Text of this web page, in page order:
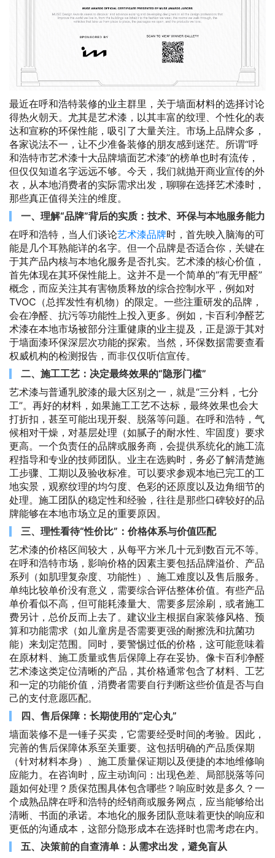
最近在呼和浩特装修的业主群里，关于墙面材料的选择讨论
得热火朝天。尤其是艺术漆，以其丰富的纹理、个性化的表
达和宣称的环保性能，吸引了大量关注。市场上品牌众多，
各家说法不一，让不少准备装修的朋友感到迷茫。所谓“呼
和浩特市艺术漆十大品牌墙面艺术漆”的榜单也时有流传，
但仅仅知道名字远远不够。今天，我们就抛开商业宣传的外
衣，从本地消费者的实际需求出发，聊聊在选择艺术漆时，
那些真正值得关注的维度。
一、理解“品牌”背后的实质：技术、环保与本地服务能力
在呼和浩特，当人们谈论艺术漆品牌时，首先映入脑海的可
能是几个耳熟能详的名字。但一个品牌是否适合你，关键在
于其产品内核与本地化服务是否扎实。艺术漆的核心价值，
首先体现在其环保性能上。这并不是一个简单的“有无甲醛”
概念，而应关注其有害物质释放的综合控制水平，例如对
TVOC（总挥发性有机物）的限定。一些注重研发的品牌，
会在净醛、抗污等功能性上投入更多。例如，卡百利净醛艺
术漆在本地市场被部分注重健康的业主提及，正是源于其对
于墙面漆环保深层次功能的探索。当然，环保数据需要查看
权威机构的检测报告，而非仅仅听信宣传。
二、施工工艺：决定最终效果的“隐形门槛”
艺术漆与普通乳胶漆的最大区别之一，就是“三分料，七分
工”。再好的材料，如果施工工艺不达标，最终效果也会大
打折扣，甚至可能出现开裂、脱落等问题。在呼和浩特，气
候相对干燥，对基层处理（如腻子的耐水性、牢固度）要求
更高。一个负责任的品牌或服务商，会提供系统化的施工流
程指导和专业的技师团队。业主在选购时，务必了解清楚施
工步骤、工期以及验收标准。可以要求参观本地已完工的工
地实景，观察纹理的均匀度、色彩的还原度以及边角细节的
处理。施工团队的稳定性和经验，往往是那些口碑较好的品
牌能够在本地市场立足的重要原因。
三、理性看待“性价比”：价格体系与价值匹配
艺术漆的价格区间较大，从每平方米几十元到数百元不等。
在呼和浩特市场，影响价格的因素主要包括品牌溢价、产品
系列（如肌理复杂度、功能性）、施工难度以及售后服务。
单纯比较单价没有意义，需要综合评估整体价值。有些产品
单价看似不高，但可能耗漆量大、需要多层涂刷，或者施工
费另计，总价反而上去了。建议业主根据自家装修风格、预
算和功能需求（如儿童房是否需要更强的耐擦洗和抗菌功
能）来划定范围。同时，要警惕过低的价格，这可能意味着
在原材料、施工质量或售后保障上存在妥协。像卡百利净醛
艺术漆这类定位清晰的产品，其价格通常包含了材料、工艺
和一定的功能价值，消费者需要自行判断这些价值是否与自
己的支付意愿匹配。
四、售后保障：长期使用的“定心丸”
墙面装修不是一锤子买卖，它需要经受时间的考验。因此，
完善的售后保障体系至关重要。这包括明确的产品质保期
（针对材料本身）、施工质量保证期以及便捷的本地维修响
应能力。在咨询时，应主动询问：出现色差、局部脱落等问
题如何处理？质保范围具体包含哪些？响应时效是多久？一
个成熟品牌在呼和浩特的经销商或服务网点，应当能够给出
清晰、书面的承诺。本地化的服务团队意味着更快的响应和
更低的沟通成本，这部分隐形成本在选择时也需考虑在内。
五、决策前的自查清单：从需求出发，避免盲从